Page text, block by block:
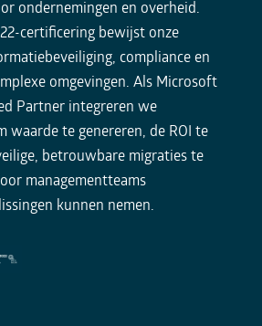
ondernemingen en overheid.
certificering bewijst onze
compliance en
omgevingen. Als Microsoft
Partner integreren we
waarde te genereren, de ROI te
betrouwbare migraties te
managementteams
kunnen nemen.